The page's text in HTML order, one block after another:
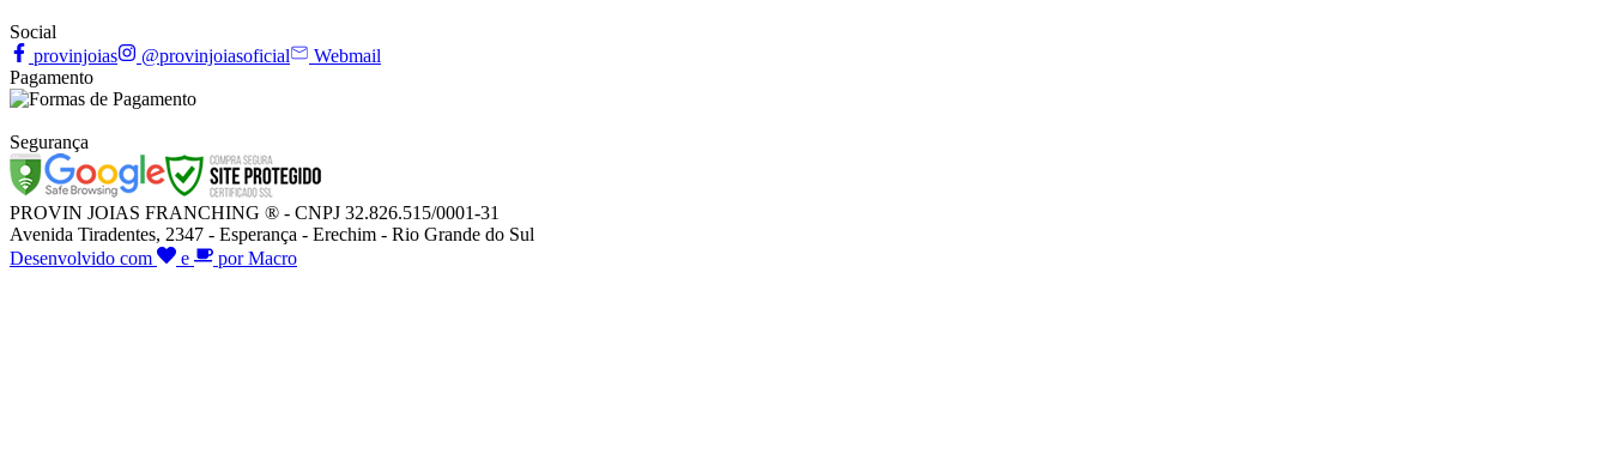
Social
provinjoias
@provinjoiasoficial
Webmail
Pagamento
Segurança
PROVIN JOIAS FRANCHING ® - CNPJ 32.826.515/0001-31
Avenida Tiradentes, 2347 - Esperança - Erechim - Rio Grande do Sul
Desenvolvido com
e por Macro